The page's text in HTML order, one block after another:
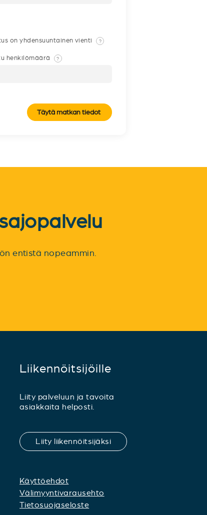
on yhdensuuntainen vienti ?
henkilömäärä ?
Täytä matkan tiedot
entistä nopeammin.
Liikennöitsijöille
Liity palveluun ja tavoita
asiakkaita helposti.
Liity liikennöitsijäksi
Käyttöehdot
Välimyyntivarausehto
Tietosuojaseloste